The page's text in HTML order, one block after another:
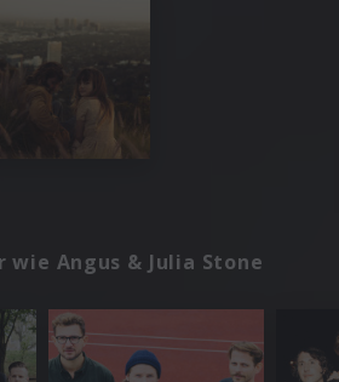
wie Angus & Julia Stone